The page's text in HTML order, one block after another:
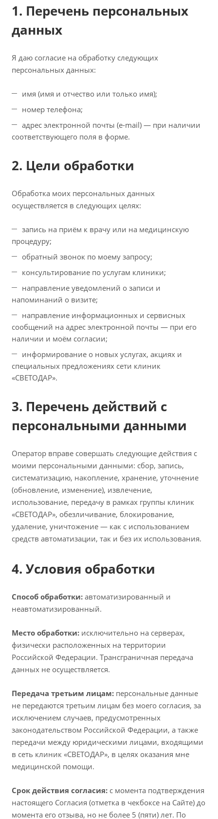
1. Перечень персональных
данных
Я даю согласие на обработку следующих
персональных данных:
имя (имя и отчество или только имя);
номер телефона;
адрес электронной почты (e-mail) — при наличии
соответствующего поля в форме.
2. Цели обработки
Обработка моих персональных данных
осуществляется в следующих целях:
запись на приём к врачу или на медицинскую
процедуру;
обратный звонок по моему запросу;
консультирование по услугам клиники;
направление уведомлений о записи и
напоминаний о визите;
направление информационных и сервисных
сообщений на адрес электронной почты — при его
наличии и моём согласии;
информирование о новых услугах, акциях и
специальных предложениях сети клиник
«СВЕТОДАР».
3. Перечень действий с
персональными данными
Оператор вправе совершать следующие действия с
моими персональными данными: сбор, запись,
систематизацию, накопление, хранение, уточнение
(обновление, изменение), извлечение,
использование, передачу в рамках группы клиник
«СВЕТОДАР», обезличивание, блокирование,
удаление, уничтожение — как с использованием
средств автоматизации, так и без их использования.
4. Условия обработки
Способ обработки: автоматизированный и
неавтоматизированный.
Место обработки: исключительно на серверах,
физически расположенных на территории
Российской Федерации. Трансграничная передача
данных не осуществляется.
Передача третьим лицам: персональные данные
не передаются третьим лицам без моего согласия, за
исключением случаев, предусмотренных
законодательством Российской Федерации, а также
передачи между юридическими лицами, входящими
в сеть клиник «СВЕТОДАР», в целях оказания мне
медицинской помощи.
Срок действия согласия: с момента подтверждения
настоящего Согласия (отметка в чекбоксе на Сайте) до
момента его отзыва, но не более 5 (пяти) лет. По